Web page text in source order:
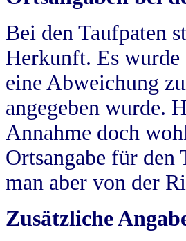
Bei den Taufpaten
Herkunft. Es wurde
eine Abweichung
angegeben wurde.
Annahme doch
Ortsangabe für den
man aber von der
Zusätzliche